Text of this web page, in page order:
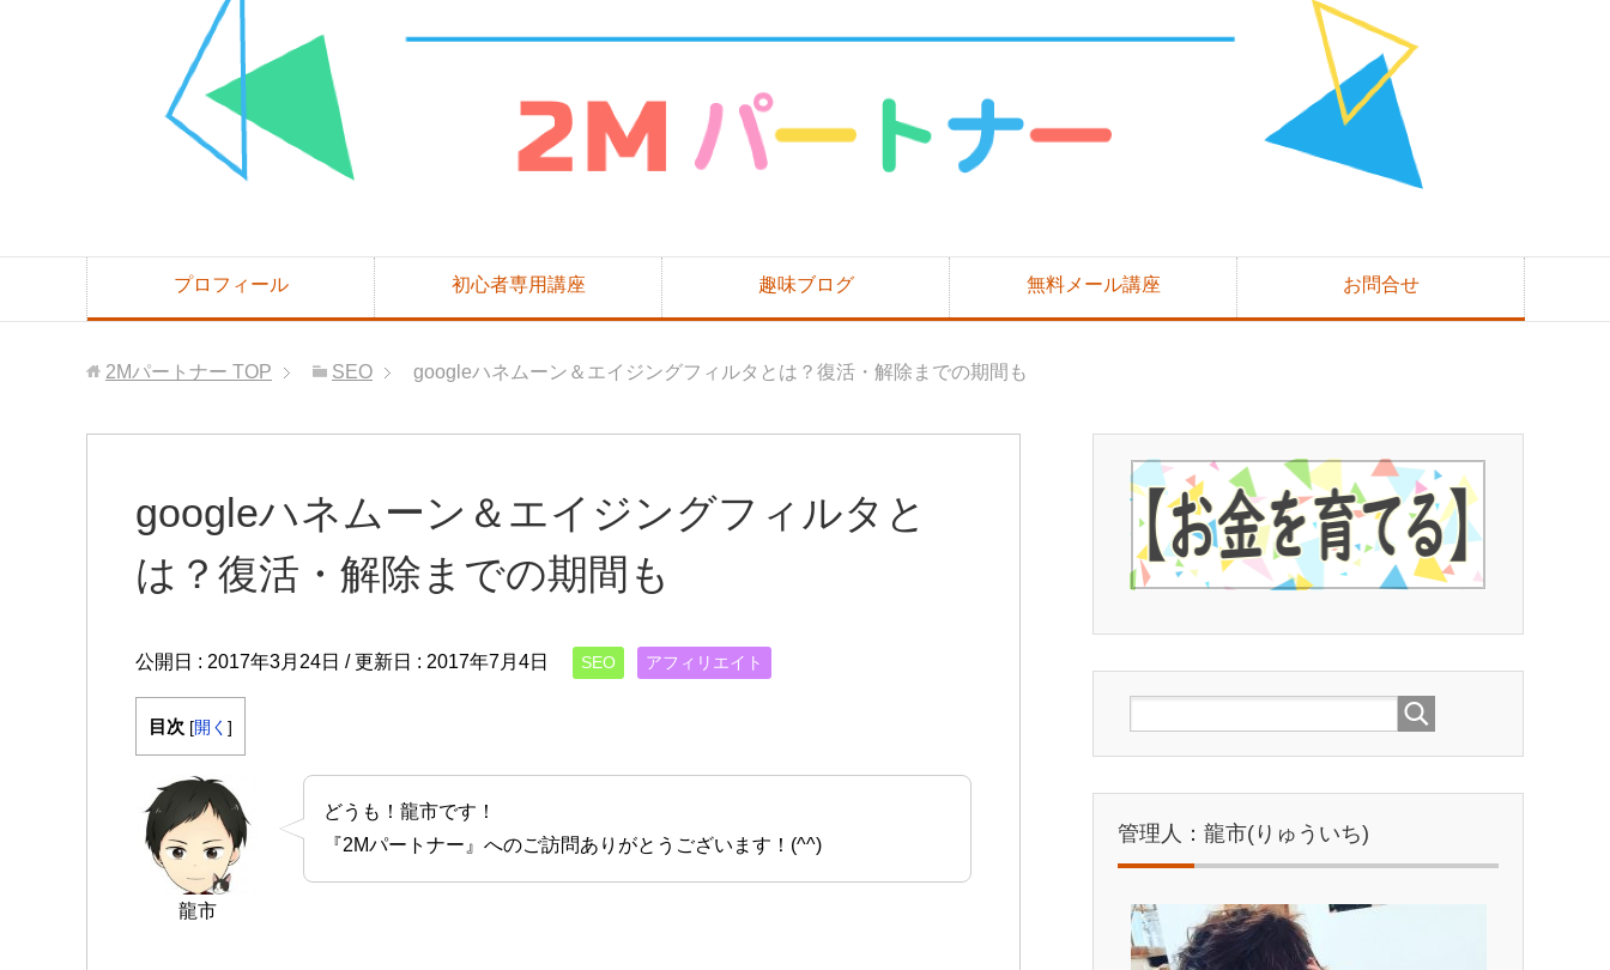
プロフィール 初心者専用講座 趣味ブログ 無料メール講座 お問合せ
2Mパートナー TOP SEO googleハネムーン＆エイジングフィルタとは？復活・解除までの期間も
googleハネムーン＆エイジングフィルタと
は？復活・解除までの期間も
公開日 : 2017年3月24日 / 更新日 : 2017年7月4日 SEO アフィリエイト
目次 [開く ]
龍市
どうも！龍市です！
『2Mパートナー』へのご訪問ありがとうございます！(^^)
管理人：龍市(りゅういち)